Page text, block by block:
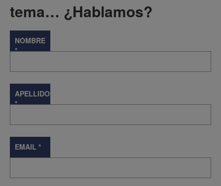
tema… ¿Hablamos?
NOMBRE
*
APELLIDOS
*
EMAIL *